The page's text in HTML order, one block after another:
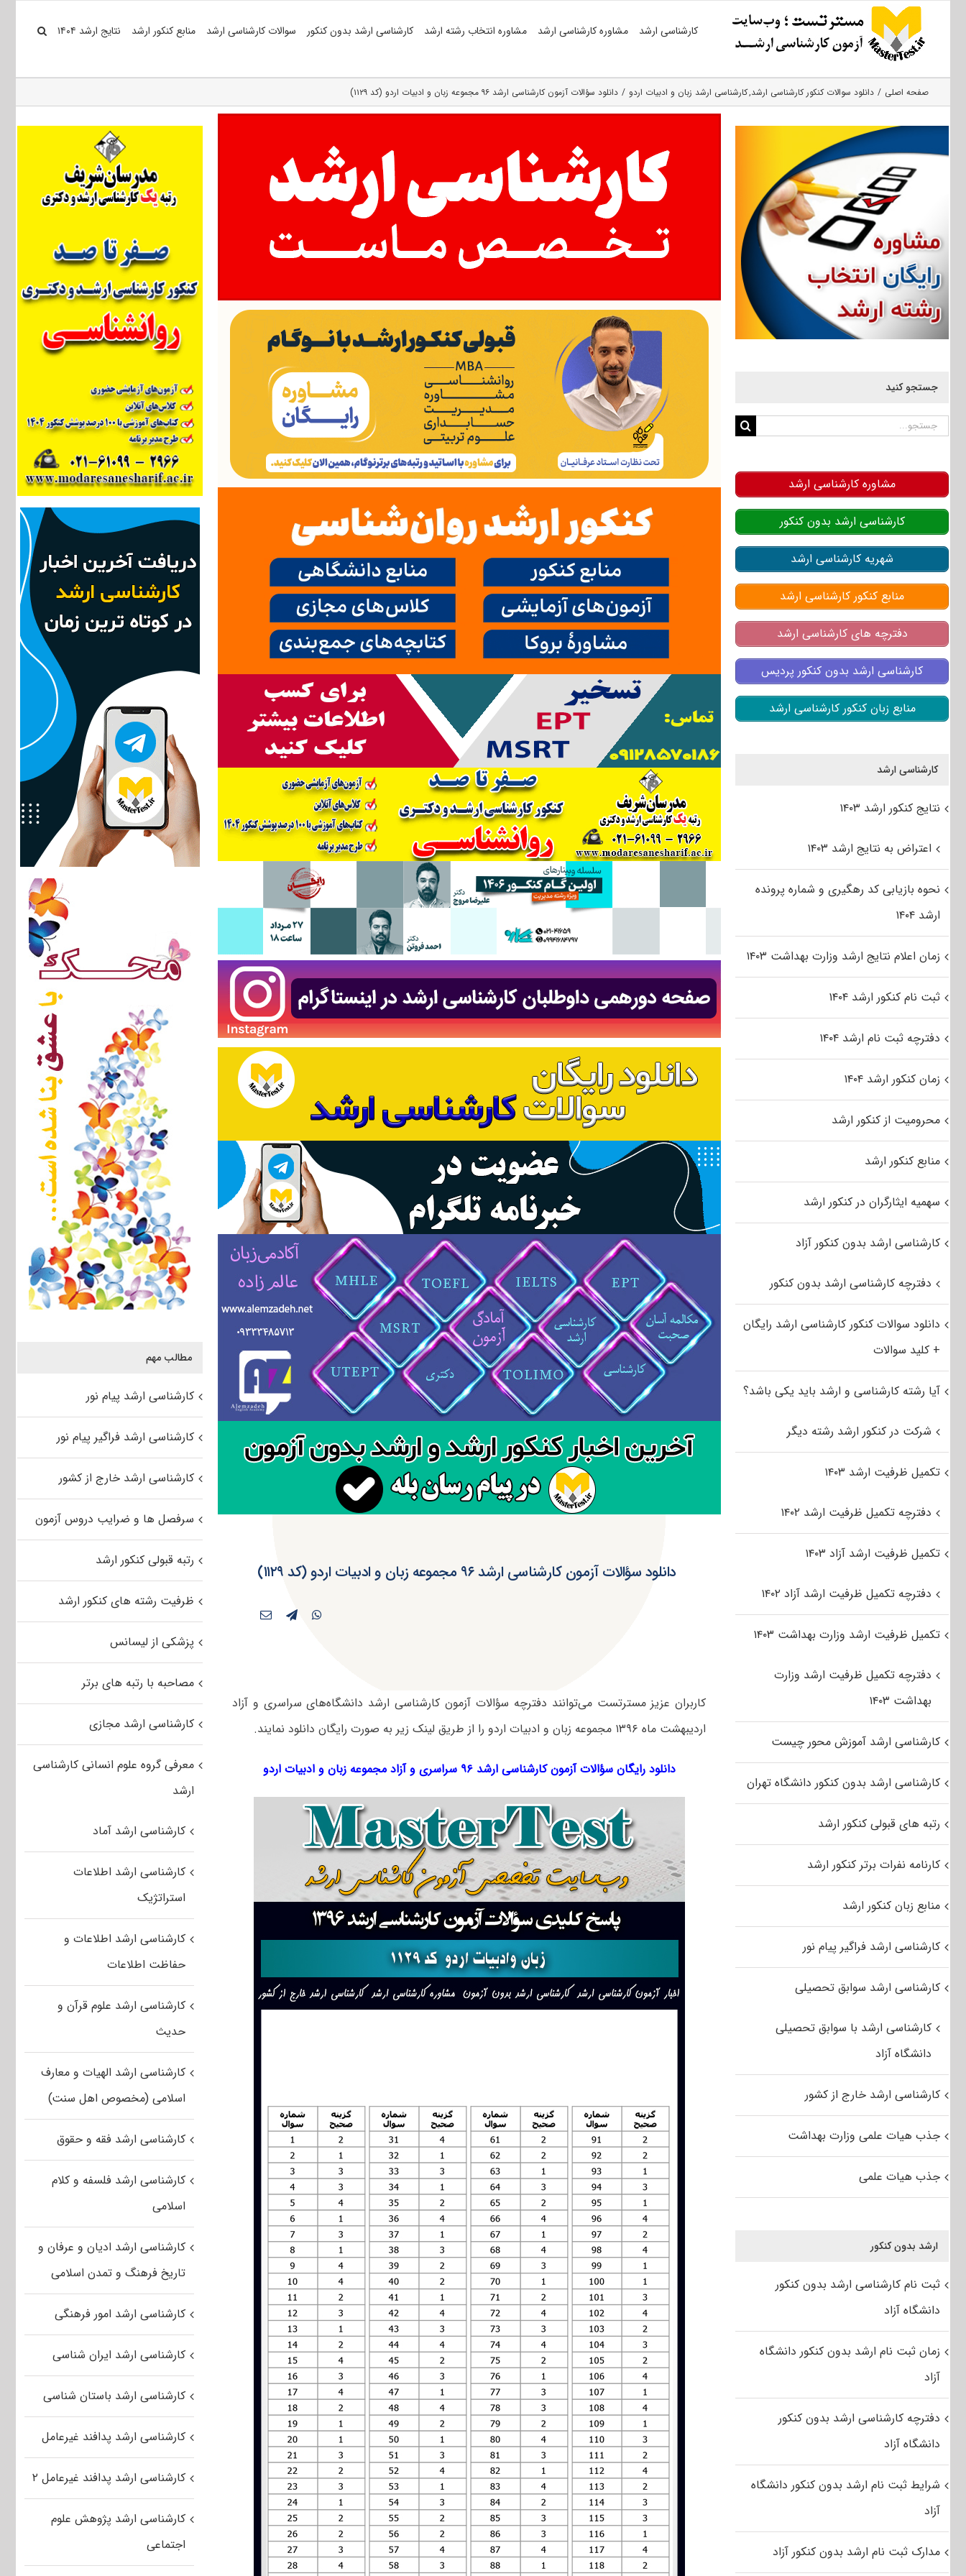
کارشناسی ارشد مشاوره کارشناسی ارشد مشاوره انتخاب رشته ارشد کارشناسی ارشد بدون کنکور سوالات کارشناسی ارشد منابع کنکور ارشد نتایج ارشد ۱۴۰۴
صفحه اصلی دانلود سوالات کنکور کارشناسی ارشد کارشناسی ارشد زبان و ادبیات اردو دانلود سؤالات آزمون کارشناسی ارشد ۹۶ مجموعه زبان و ادبیات اردو (کد ۱۱۲۹)
دانلود سؤالات آزمون کارشناسی ارشد ۹۶ مجموعه زبان و ادبیات اردو (کد ۱۱۲۹)
کاربران عزیز مسترتست می‌توانند دفترچه سؤالات آزمون کارشناسی ارشد دانشگاه‌های سراسری و آزاد
اردیبهشت ماه ۱۳۹۶ مجموعه زبان و ادبیات اردو را از طریق لینک‌ زیر به صورت رایگان دانلود نمایند.
دانلود رایگان سؤالات آزمون کارشناسی ارشد ۹۶ سراسری و آزاد مجموعه زبان و ادبیات اردو
مطالب مهم
کارشناسی ارشد پیام نور
کارشناسی ارشد فراگیر پیام نور
کارشناسی ارشد خارج از کشور
سرفصل ها و ضرایب دروس آزمون
رتبه قبولی کنکور ارشد
ظرفیت رشته های کنکور ارشد
پزشکی از لیسانس
مصاحبه با رتبه های برتر
کارشناسی ارشد مجازی
معرفی گروه علوم انسانی کارشناسی
ارشد
کارشناسی ارشد آماد
کارشناسی ارشد اطلاعات
استراتژیک
کارشناسی ارشد اطلاعات و
حفاظت اطلاعات
کارشناسی ارشد علوم قرآن و
حدیث
کارشناسی ارشد الهیات و معارف
اسلامی (مخصوص اهل سنت)
کارشناسی ارشد فقه و حقوق
کارشناسی ارشد فلسفه و کلام
اسلامی
کارشناسی ارشد ادیان و عرفان و
تاریخ فرهنگ و تمدن اسلامی
کارشناسی ارشد امور فرهنگی
کارشناسی ارشد ایران شناسی
کارشناسی ارشد باستان شناسی
کارشناسی ارشد پدافند غیرعامل
کارشناسی ارشد پدافند غیرعامل ۲
کارشناسی ارشد پژوهش علوم
اجتماعی
جستجو کنید
جستجو
مشاوره کارشناسی ارشد
کارشناسی ارشد بدون کنکور
شهریه کارشناسی ارشد
منابع کنکور کارشناسی ارشد
دفترچه های کارشناسی ارشد
کارشناسی ارشد بدون کنکور پردیس
منابع زبان کنکور کارشناسی ارشد
کارشناسی ارشد
نتایج کنکور ارشد ۱۴۰۳
اعتراض به نتایج ارشد ۱۴۰۳
نحوه بازیابی کد رهگیری و شماره پرونده
ارشد ۱۴۰۴
زمان اعلام نتایج ارشد وزارت بهداشت ۱۴۰۳
ثبت نام کنکور ارشد ۱۴۰۴
دفترچه ثبت نام ارشد ۱۴۰۴
زمان کنکور ارشد ۱۴۰۴
محرومیت از کنکور ارشد
منابع کنکور ارشد
سهمیه ایثارگران در کنکور ارشد
کارشناسی ارشد بدون کنکور آزاد
دفترچه کارشناسی ارشد بدون کنکور
دانلود سوالات کنکور کارشناسی ارشد رایگان
+ کلید سوالات
آیا رشته کارشناسی و ارشد باید یکی باشد؟
شرکت در کنکور ارشد رشته دیگر
تکمیل ظرفیت ارشد ۱۴۰۳
دفترچه تکمیل ظرفیت ارشد ۱۴۰۲
تکمیل ظرفیت ارشد آزاد ۱۴۰۳
دفترچه تکمیل ظرفیت ارشد آزاد ۱۴۰۲
تکمیل ظرفیت ارشد وزارت بهداشت ۱۴۰۳
دفترچه تکمیل ظرفیت ارشد وزارت
بهداشت ۱۴۰۳
کارشناسی ارشد آموزش محور چیست
کارشناسی ارشد بدون کنکور دانشگاه تهران
رتبه های قبولی کنکور ارشد
کارنامه نفرات برتر کنکور ارشد
منابع زبان کنکور ارشد
کارشناسی ارشد فراگیر پیام نور
کارشناسی ارشد سوابق تحصیلی
کارشناسی ارشد با سوابق تحصیلی
دانشگاه آزاد
کارشناسی ارشد خارج از کشور
جذب هیات علمی وزارت بهداشت
جذب هیات علمی
ارشد بدون کنکور
ثبت نام کارشناسی ارشد بدون کنکور
دانشگاه آزاد
زمان ثبت نام ارشد بدون کنکور دانشگاه
آزاد
دفترچه کارشناسی ارشد بدون کنکور
دانشگاه آزاد
شرایط ثبت نام ارشد بدون کنکور دانشگاه
آزاد
مدارک ثبت نام ارشد بدون کنکور آزاد